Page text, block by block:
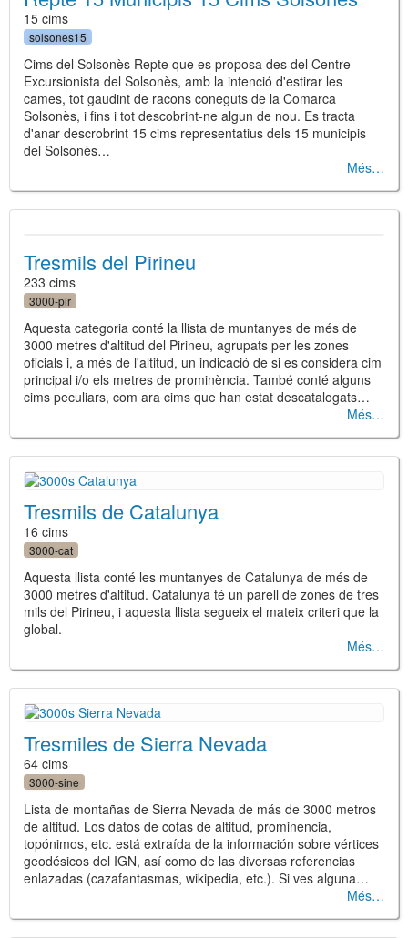
15 cims
solsones15
Cims del Solsonès Repte que es proposa des del Centre
Excursionista del Solsonès, amb la intenció d'estirar les
cames, tot gaudint de racons coneguts de la Comarca
Solsonès, i fins i tot descobrint-ne algun de nou. Es tracta
d'anar descrobrint 15 cims representatius dels 15 municipis
del Solsonès…
Més
Tresmils del Pirineu
233 cims
3000-pir
Aquesta categoria conté la llista de muntanyes de més de
3000 metres d'altitud del Pirineu, agrupats per les zones
oficials i, a més de l'altitud, un indicació de si es considera cim
principal i/o els metres de prominència. També conté alguns
cims peculiars, com ara cims que han estat descatalogats…
Més
Tresmils de Catalunya
16 cims
3000-cat
Aquesta llista conté les muntanyes de Catalunya de més de
3000 metres d'altitud. Catalunya té un parell de zones de tres
mils del Pirineu, i aquesta llista segueix el mateix criteri que la
global.
Més
Tresmiles de Sierra Nevada
64 cims
3000-sine
Lista de montañas de Sierra Nevada de más de 3000 metros
de altitud. Los datos de cotas de altitud, prominencia,
topónimos, etc. está extraída de la información sobre vértices
geodésicos del IGN, así como de las diversas referencias
enlazadas (cazafantasmas, wikipedia, etc.). Si ves alguna…
Més